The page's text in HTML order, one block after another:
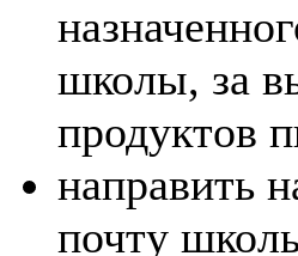
школы, за
продуктов
направить
почту